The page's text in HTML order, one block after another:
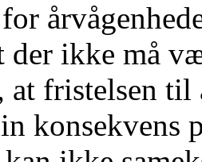
der ikke må
fristelsen til
konsekvens